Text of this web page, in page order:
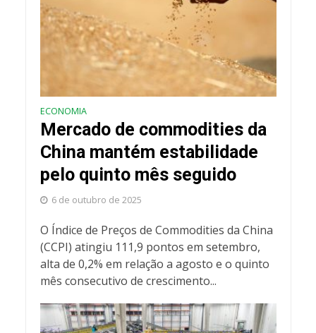
ECONOMIA
Mercado de commodities da
China mantém estabilidade
pelo quinto mês seguido
6 de outubro de 2025
O Índice de Preços de Commodities da China
(CCPI) atingiu 111,9 pontos em setembro,
alta de 0,2% em relação a agosto e o quinto
mês consecutivo de crescimento...